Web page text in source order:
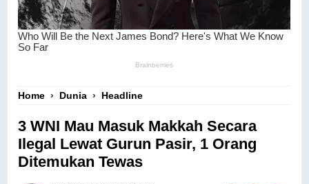
Home › Dunia › Headline
3 WNI Mau Masuk Makkah Secara
Ilegal Lewat Gurun Pasir, 1 Orang
Ditemukan Tewas